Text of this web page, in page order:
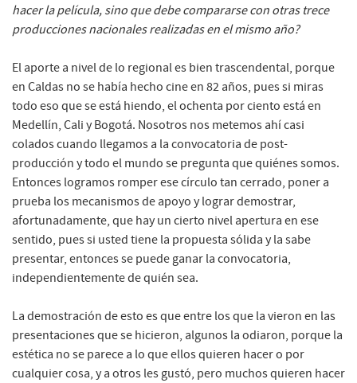
hacer la película, sino que debe compararse con otras trece
producciones nacionales realizadas en el mismo año?
El aporte a nivel de lo regional es bien trascendental, porque
en Caldas no se había hecho cine en 82 años, pues si miras
todo eso que se está hiendo, el ochenta por ciento está en
Medellín, Cali y Bogotá. Nosotros nos metemos ahí casi
colados cuando llegamos a la convocatoria de post-
producción y todo el mundo se pregunta que quiénes somos.
Entonces logramos romper ese círculo tan cerrado, poner a
prueba los mecanismos de apoyo y lograr demostrar,
afortunadamente, que hay un cierto nivel apertura en ese
sentido, pues si usted tiene la propuesta sólida y la sabe
presentar, entonces se puede ganar la convocatoria,
independientemente de quién sea.
La demostración de esto es que entre los que la vieron en las
presentaciones que se hicieron, algunos la odiaron, porque la
estética no se parece a lo que ellos quieren hacer o por
cualquier cosa, y a otros les gustó, pero muchos quieren hacer